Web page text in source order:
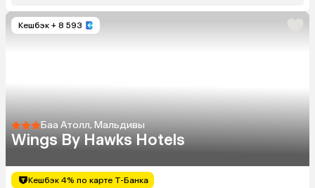
Кешбэк + 8 593
Баа Атолл, Мальдивы
Wings By Hawks Hotels
Кешбэк 4% по карте Т-Банка